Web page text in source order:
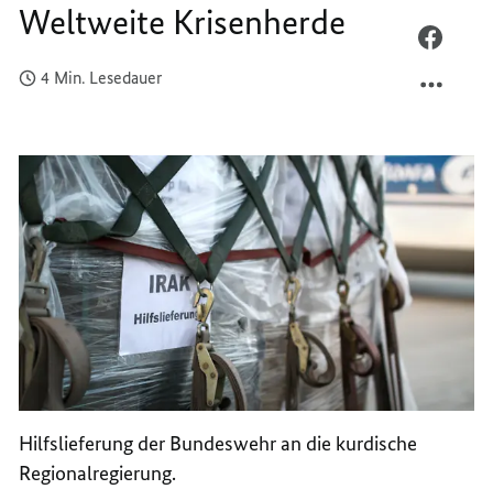
Weltweite Krisenherde
4 Min. Lesedauer
Hilfslieferung der Bundeswehr an die kurdische
Regionalregierung.